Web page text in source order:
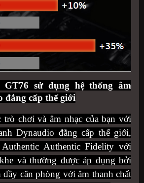
GT76 sử dụng hệ thống âm
đẳng cấp thế giới
trò chơi và âm nhạc của bạn với
Dynaudio đẳng cấp thế giới,
Authentic Fidelity với
và thường được áp dụng bởi
căn phòng với âm thanh chất